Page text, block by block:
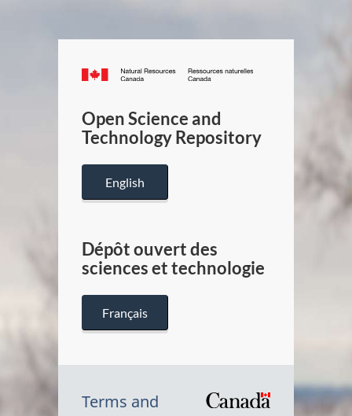
Canada.ca
/
Canada
Open Science and
Technology Repository
English
Dépôt ouvert des
sciences et technologie
Français
Terms and